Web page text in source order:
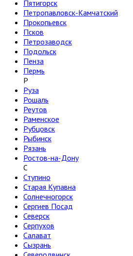
Пятигорск
Петропавловск-Камчатский
Прокопьевск
Псков
Петрозаводск
Подольск
Пенза
Пермь
Р
Руза
Рошаль
Реутов
Раменское
Рубцовск
Рыбинск
Рязань
Ростов-на-Дону
С
Ступино
Старая Купавна
Солнечногорск
Сергиев Посад
Северск
Серпухов
Салават
Сызрань